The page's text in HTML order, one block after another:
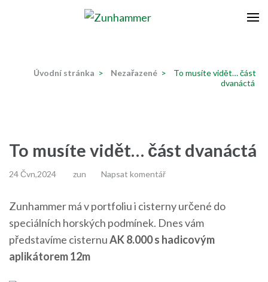
Úvodní stránka > Nezařazené >
To musíte vidět… část
dvanáctá
To musíte vidět… část dvanáctá
24 Čvn,2024 zun Napsat komentář
Zunhammer má v portfoliu i cisterny určené do
speciálních horských podmínek. Dnes vám
představíme cisternuAK 8.000 s hadicovým
aplikátorem 12m